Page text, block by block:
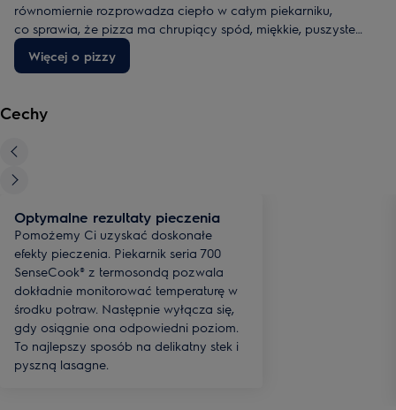
równomiernie rozprowadza ciepło w całym piekarniku,
co sprawia, że pizza ma chrupiący spód, miękkie, puszyste
brzegi i ser, który rozpływa się w ustach.
Więcej o pizzy
Cechy
Optymalne rezultaty pieczenia
Pomożemy Ci uzyskać doskonałe
efekty pieczenia. Piekarnik seria 700
SenseCook® z termosondą pozwala
dokładnie monitorować temperaturę w
środku potraw. Następnie wyłącza się,
gdy osiągnie ona odpowiedni poziom.
To najlepszy sposób na delikatny stek i
pyszną lasagne.